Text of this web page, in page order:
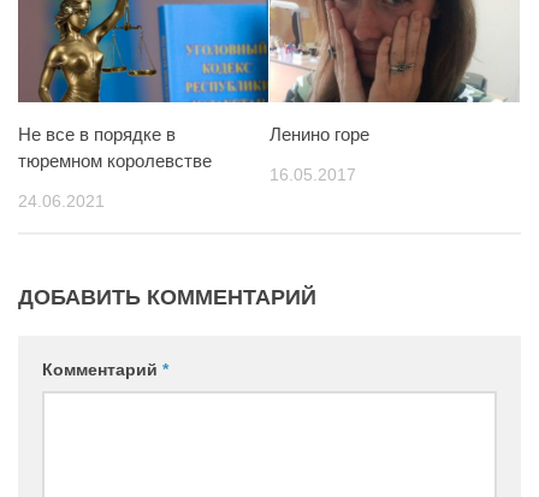
Не все в порядке в
тюремном королевстве
24.06.2021
Ленино горе
16.05.2017
ДОБАВИТЬ КОММЕНТАРИЙ
Комментарий *